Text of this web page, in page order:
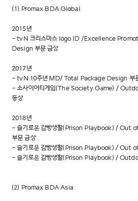
(1) Promax BDA Global
2015년
- tvN 크리스마스 logo ID /Excellence
Design 부문 금상
2017년
- tvN 10주년 MD/ Total Package Design 부
- 소사이어티게임(The Society Game) /
동상
2018년
- 슬기로운 감빵생활(Prison Playbook) / Out
부문 금상
- 슬기로운 감빵생활(Prison Playbook) / Out
- 슬기로운 감빵생활(Prison Playbook) /
(2) Promax BDA Asia